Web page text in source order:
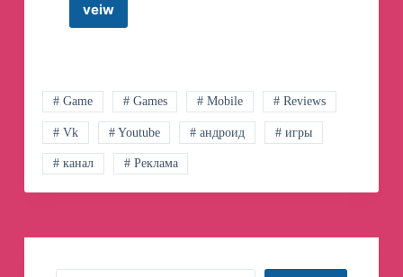
veiwТатьяна
Телеграм
канал
# Game # Games # Mobile # Reviews
# Vk # Youtube # андроид # игры
# канал # Реклама